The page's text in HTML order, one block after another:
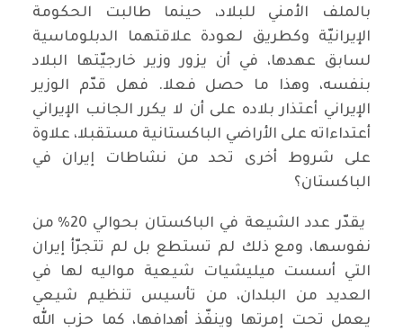
بالملف الأمني للبلاد، حينما طالبت الحكومة
الإيرانيّة وكطريق لعودة علاقتهما الدبلوماسية
لسابق عهدها، في أن يزور وزير خارجيّتها البلاد
بنفسه، وهذا ما حصل فعلا. فهل قدّم الوزير
الإيراني أعتذار بلاده على أن لا يكرر الجانب الإيراني
أعتداءاته على الأراضي الباكستانية مستقبلا، علاوة
على شروط أخرى تحد من نشاطات إيران في
الباكستان؟
يقدّر عدد الشيعة في الباكستان بحوالي 20% من
نفوسها، ومع ذلك لم تستطع بل لم تتجرّأ إيران
التي أسست ميليشيات شيعية مواليه لها في
العديد من البلدان، من تأسيس تنظيم شيعي
يعمل تحت إمرتها وينفّذ أهدافها، كما حزب الله